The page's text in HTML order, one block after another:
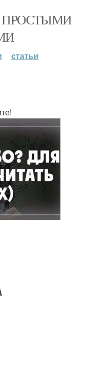
ПРОСТЫМИ
статьи